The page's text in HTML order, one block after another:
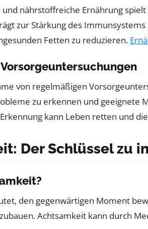
und nährstoffreiche Ernährung
zur Stärkung des
Fetten zu reduzieren.
von regelmäßigen
zu erkennen und geeignete
kann Leben retten und
Der Schlüssel zu
den gegenwärtigen Moment
Achtsamkeit kann durch